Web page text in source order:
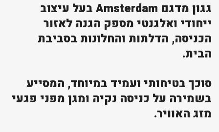
גגון מדגם Amsterdam בעל עיצוב
ייחודי ואלגנטי מספק הגנה לאזור
הכניסה, הדלתות והחלונות בסביבת
הבית.
סוכך בטיחותי ועמיד במיוחד, המסייע
בשמירה על כניסה נקיה ומגן מפני פגעי
מזג האוויר.